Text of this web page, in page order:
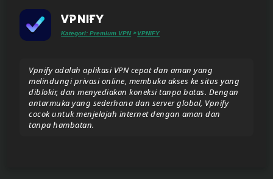
Request
telegram
Donate/Support
VPNIFY
Kategori: Premium VPN> VPNIFY
Vpnify adalah aplikasi VPN cepat dan aman yang
melindungi privasi online, membuka akses ke situs yang
diblokir, dan menyediakan koneksi tanpa batas. Dengan
antarmuka yang sederhana dan server global, Vpnify
cocok untuk menjelajah internet dengan aman dan
tanpa hambatan.